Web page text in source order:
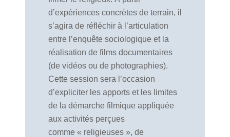
d’expériences concrètes de terrain, il
s’agira de réfléchir à l’articulation
entre l’enquête sociologique et la
réalisation de films documentaires
(de vidéos ou de photographies).
Cette session sera l’occasion
d’expliciter les apports et les limites
de la démarche filmique appliquée
aux activités perçues
comme « religieuses », de